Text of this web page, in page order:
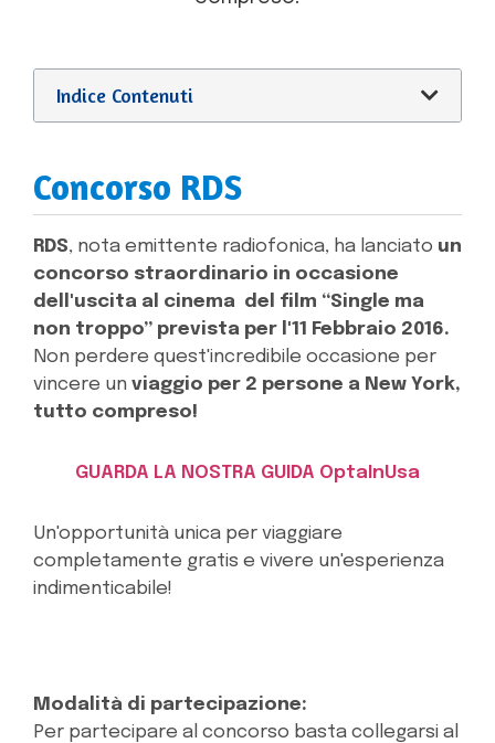
Indice Contenuti
Concorso RDS
RDS, nota emittente radiofonica, ha lanciato un
concorso straordinario in occasione
dell'uscita al cinema del film “Single ma
non troppo” prevista per l'11 Febbraio 2016.
Non perdere quest'incredibile occasione per
vincere un viaggio per 2 persone a New York,
tutto compreso!
GUARDA LA NOSTRA GUIDA OptaInUsa
Un'opportunità unica per viaggiare
completamente gratis e vivere un'esperienza
indimenticabile!
Modalità di partecipazione:
Per partecipare al concorso basta collegarsi al